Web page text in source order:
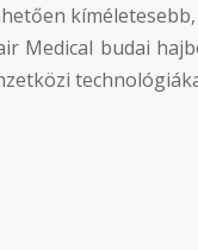
Medical budai